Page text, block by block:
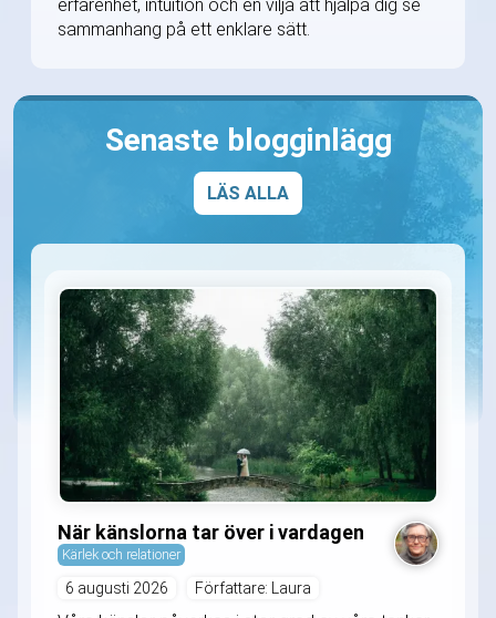
erfarenhet, intuition och en vilja att hjälpa dig se
sammanhang på ett enklare sätt.
Senaste blogginlägg
LÄS ALLA
När känslorna tar över i vardagen
Kärlek och relationer
6 augusti 2026 Författare: Laura